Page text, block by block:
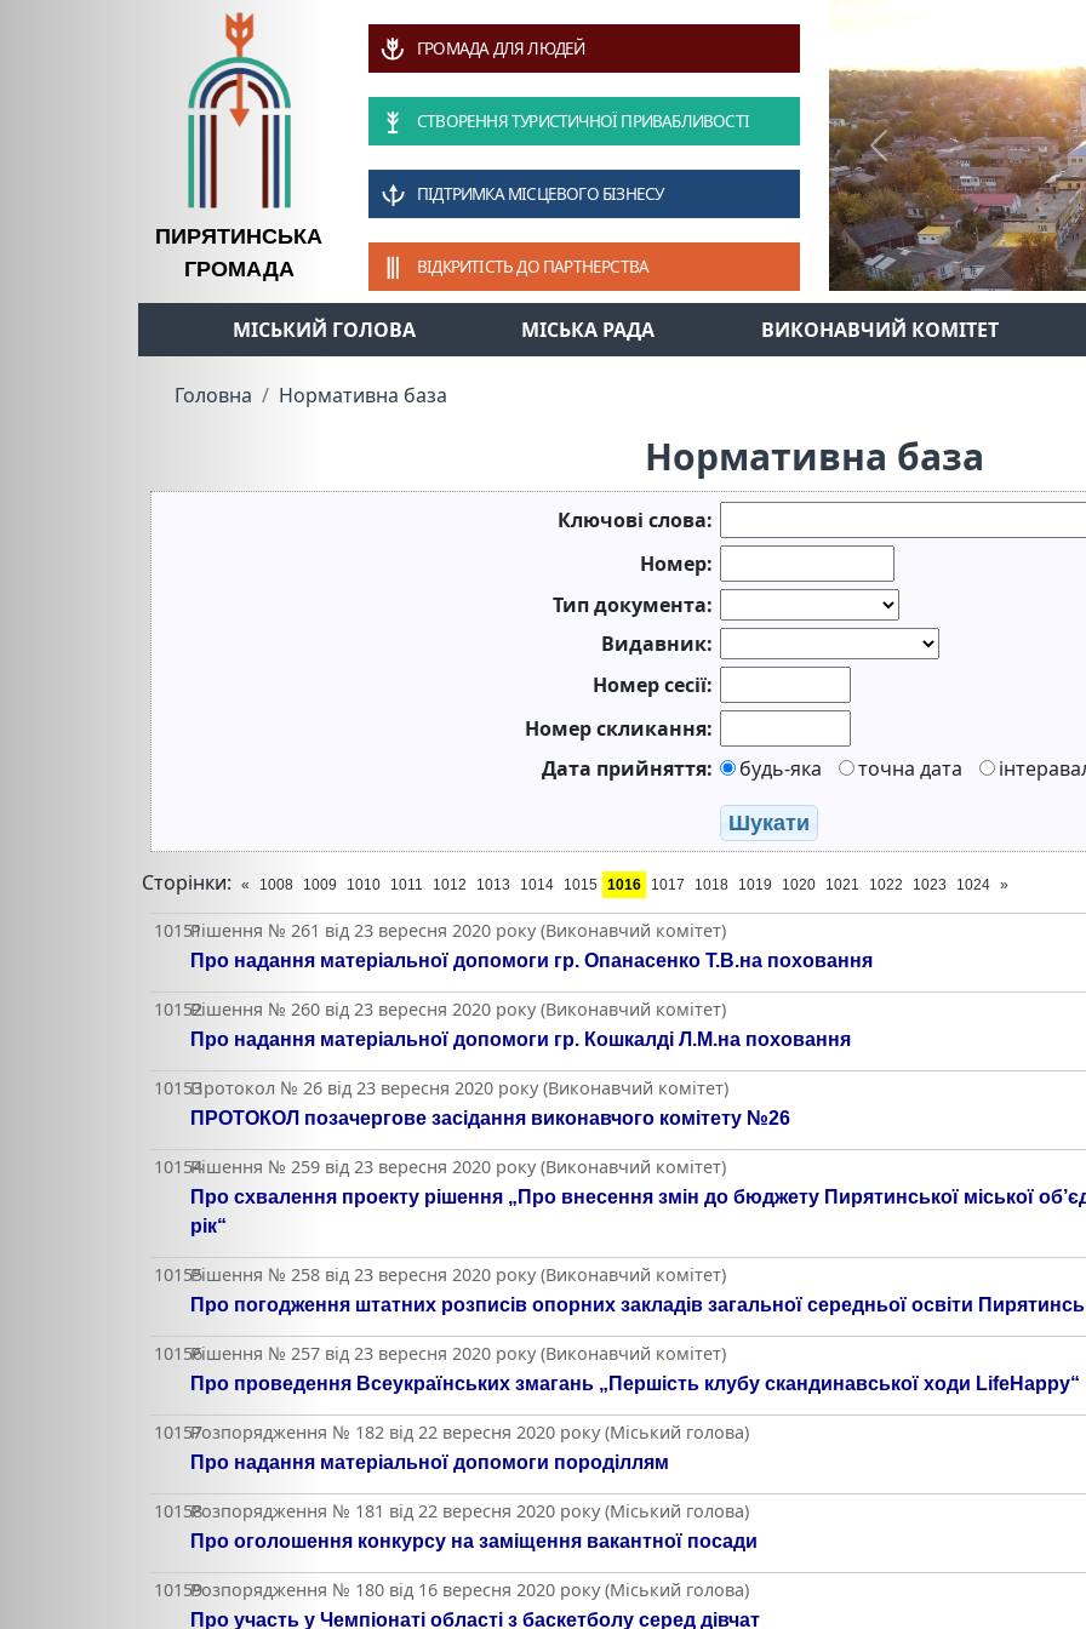
ПИРЯТИНСЬКА
ГРОМАДА
ГРОМАДА ДЛЯ ЛЮДЕЙ
СТВОРЕННЯ ТУРИСТИЧНОЇ ПРИВАБЛИВОСТІ
ПІДТРИМКА МІСЦЕВОГО БІЗНЕСУ
ВІДКРИТІСТЬ ДО ПАРТНЕРСТВА
Previous
МІСЬКИЙ ГОЛОВА МІСЬКА РАДА ВИКОНАВЧИЙ КОМІТЕТ
Головна Нормативна база
Нормативна база
Ключові слова:
Номер:
Тип документа:
Видавник:
Номер сесії:
Номер скликання:
Дата прийняття:
будь-яка точна дата
Шукати
Сторінки: « 1008 1009 1010 1011 1012 1013 1014 1015 1016 1017 1018 1019 1020 1021 1022 1023 1024 »
10151Рішення № 261 від 23 вересня 2020 року (Виконавчий комітет)
Про надання матеріальної допомоги гр. Опанасенко Т.В.на поховання
10152Рішення № 260 від 23 вересня 2020 року (Виконавчий комітет)
Про надання матеріальної допомоги гр. Кошкалді Л.М.на поховання
10153Протокол № 26 від 23 вересня 2020 року (Виконавчий комітет)
ПРОТОКОЛ позачергове засідання виконавчого комітету №26
10154Рішення № 259 від 23 вересня 2020 року (Виконавчий комітет)
Про схвалення проекту рішення „Про внесення змін до бюджету Пирятинської міської
рік“
10155Рішення № 258 від 23 вересня 2020 року (Виконавчий комітет)
Про погодження штатних розписів опорних закладів загальної середньої освіти
10156Рішення № 257 від 23 вересня 2020 року (Виконавчий комітет)
Про проведення Всеукраїнських змагань „Першість клубу скандинавської ходи LifeHappy“
10157Розпорядження № 182 від 22 вересня 2020 року (Міський голова)
Про надання матеріальної допомоги породіллям
10158Розпорядження № 181 від 22 вересня 2020 року (Міський голова)
Про оголошення конкурсу на заміщення вакантної посади
10159Розпорядження № 180 від 16 вересня 2020 року (Міський голова)
Про участь у Чемпіонаті області з баскетболу серед дівчат